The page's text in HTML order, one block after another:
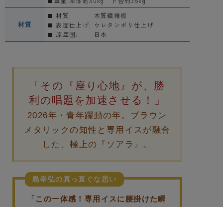
材質
材質:
木質繊維板
表面仕上げ: ウレタンポリ仕上げ
原産国:
日本
「その『座り心地』が、勝
利の唱題を加速させる！」
2026年・青年躍動の年。ブラウン
メタリックの知性と専用イスが融合
した、極上の『ソアラ』。
島幸弘の真っ直ぐな思い
「この一体感！専用イスに腰掛けた瞬